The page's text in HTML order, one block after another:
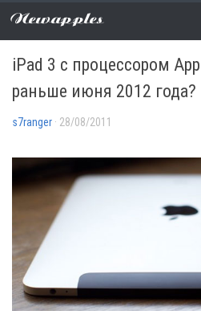
Newapples
СЛУХИ
iPad 3 с процессором
раньше июня 2012 года?
s7ranger · 28/08/2011